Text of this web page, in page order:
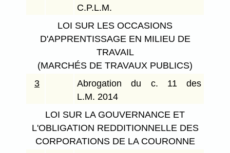
C.P.L.M.
LOI SUR LES OCCASIONS
D'APPRENTISSAGE EN MILIEU DE
TRAVAIL
(MARCHÉS DE TRAVAUX PUBLICS)
3
Abrogation du c. 11 des
L.M. 2014
LOI SUR LA GOUVERNANCE ET
L'OBLIGATION REDDITIONNELLE DES
CORPORATIONS DE LA COURONNE